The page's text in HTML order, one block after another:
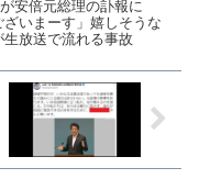
安倍元総理の訃報に
ざいまーす」嬉しそうな
生放送で流れる事故